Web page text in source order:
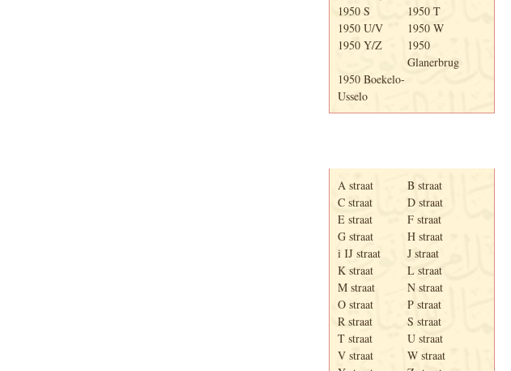
1950 S
1950 T
1950 U/V
1950 W
1950 Y/Z
1950
Glanerbrug
1950 Boekelo-
Usselo
A straat
B straat
C straat
D straat
E straat
F straat
G straat
H straat
i IJ straat
J straat
K straat
L straat
M straat
N straat
O straat
P straat
R straat
S straat
T straat
U straat
V straat
W straat